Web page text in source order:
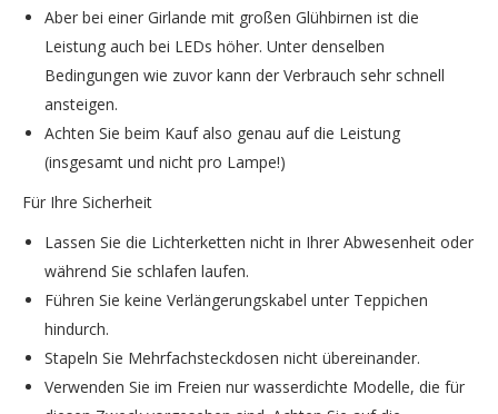
Aber bei einer Girlande mit großen Glühbirnen ist die
Leistung auch bei LEDs höher. Unter denselben
Bedingungen wie zuvor kann der Verbrauch sehr schnell
ansteigen.
Achten Sie beim Kauf also genau auf die Leistung
(insgesamt und nicht pro Lampe!)
Für Ihre Sicherheit
Lassen Sie die Lichterketten nicht in Ihrer Abwesenheit oder
während Sie schlafen laufen.
Führen Sie keine Verlängerungskabel unter Teppichen
hindurch.
Stapeln Sie Mehrfachsteckdosen nicht übereinander.
Verwenden Sie im Freien nur wasserdichte Modelle, die für